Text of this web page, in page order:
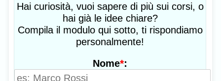
Hai curiosità, vuoi sapere di più sui corsi, o
hai già le idee chiare?
Compila il modulo qui sotto, ti rispondiamo
personalmente!
Nome*: